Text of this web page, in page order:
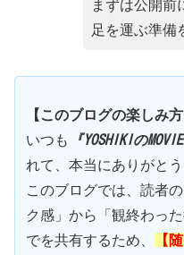
まずは公開前
足を運ぶ準備
【このブログの楽しみ
いつも
『YOSHIKIの
れて、本当にありがとう
このブログでは、読者
ク感」から「観終わっ
でを共有するため、
【